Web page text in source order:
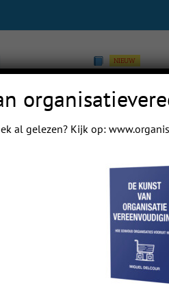
NIEUW
papa even.
al gelezen? Kijk op: